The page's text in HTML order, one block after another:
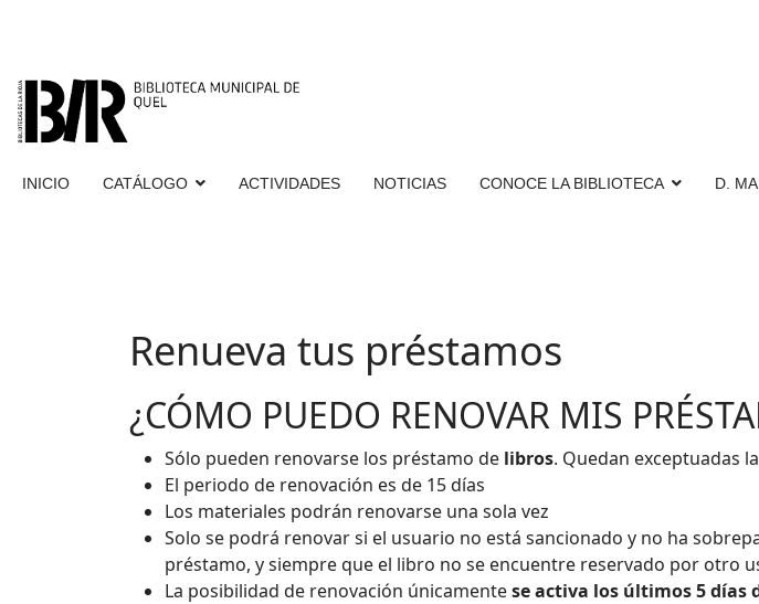
INICIO CATÁLOGO ACTIVIDADES NOTICIAS CONOCE LA BIBLIOTECA D.
Renueva tus préstamos
¿CÓMO PUEDO RENOVAR MIS
Sólo pueden renovarse los préstamo de libros. Quedan exceptuadas
El periodo de renovación es de 15 días
Los materiales podrán renovarse una sola vez
Solo se podrá renovar si el usuario no está sancionado y no ha
préstamo, y siempre que el libro no se encuentre reservado por otro
La posibilidad de renovación únicamentese activa los últimos 5 días